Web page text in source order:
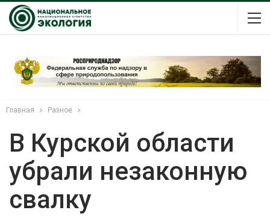
Главная Разное
В Курской области
убрали незаконную
свалку